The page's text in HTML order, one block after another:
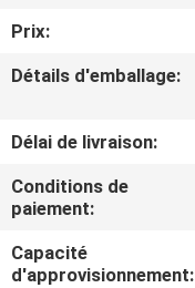
VISITE
DE
CONTRÔLE
DE
LA
Prix:
Détails d'emballage:
Délai de livraison:
Conditions de
paiement:
Capacité
d'approvisionnement: